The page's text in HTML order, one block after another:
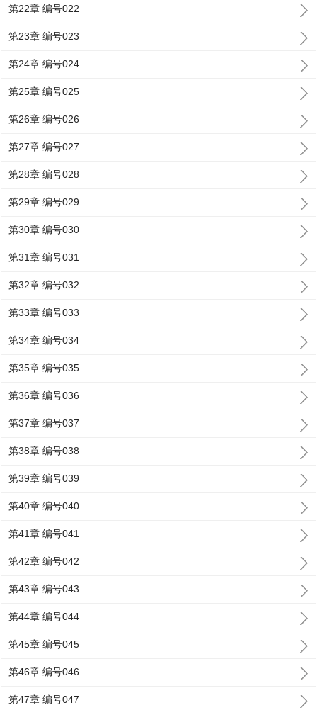
第22章 编号022
第23章 编号023
第24章 编号024
第25章 编号025
第26章 编号026
第27章 编号027
第28章 编号028
第29章 编号029
第30章 编号030
第31章 编号031
第32章 编号032
第33章 编号033
第34章 编号034
第35章 编号035
第36章 编号036
第37章 编号037
第38章 编号038
第39章 编号039
第40章 编号040
第41章 编号041
第42章 编号042
第43章 编号043
第44章 编号044
第45章 编号045
第46章 编号046
第47章 编号047